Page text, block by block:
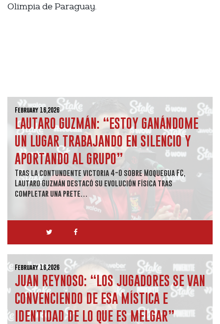
Olimpia de Paraguay.
February 16,2026
LAUTARO GUZMÁN: “ESTOY GANÁNDOME
UN LUGAR TRABAJANDO EN SILENCIO Y
APORTANDO AL GRUPO”
Tras la contundente victoria 4-0 sobre Moquegua FC,
Lautaro Guzmán destacó su evolución física tras
completar una prete…
February 16,2026
JUAN REYNOSO: “LOS JUGADORES SE VAN
CONVENCIENDO DE ESA MÍSTICA E
IDENTIDAD DE LO QUE ES MELGAR”